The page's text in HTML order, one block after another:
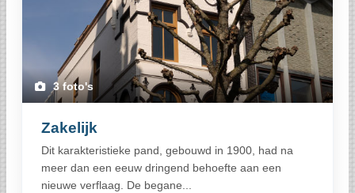
3 foto's
Zakelijk
Dit karakteristieke pand, gebouwd in 1900, had na
meer dan een eeuw dringend behoefte aan een
nieuwe verflaag. De begane...